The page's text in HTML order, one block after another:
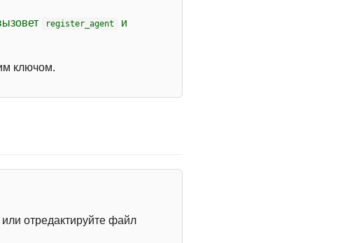
register_agent
и
ключом.
или отредактируйте файл